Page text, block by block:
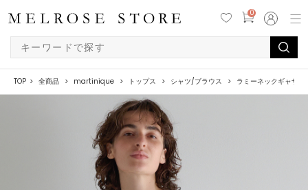
0
TOP 全商品 martinique トップス シャツ/ブラウス ラミーネックギャザー